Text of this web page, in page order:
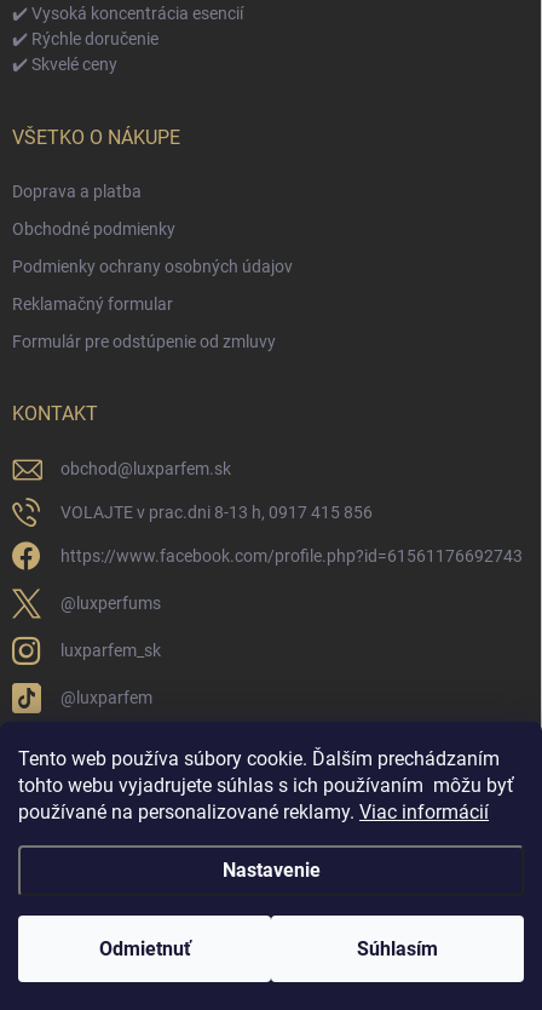
Tento web používa súbory cookie. Ďalším prechádzaním
tohto webu vyjadrujete súhlas s ich používaním môžu byť
používané na personalizované reklamy. Viac informácií
Nastavenie
Odmietnuť Súhlasím
✔️ Vysoká koncentrácia esencií
✔️ Rýchle doručenie
✔️ Skvelé ceny
VŠETKO O NÁKUPE
Doprava a platba
Obchodné podmienky
Podmienky ochrany osobných údajov
Reklamačný formular
Formulár pre odstúpenie od zmluvy
KONTAKT
obchod@ luxparfem.sk
VOLAJTE v prac.dni 8-13 h, 0917 415 856
https://www.facebook.com/profile.php?id=61561176692743
@luxperfums
luxparfem_sk
@luxparfem
LUX PARFÉM NOVÁKY
Lux Parfém Skupina na FB
Lux Parfum - Česká Republika
Lux Parfumok - Hungary
Vytvoril Shoptet
Copyright 2026LUX PARFÉM. Všetky práva vyhradené.Upraviť nastavenie